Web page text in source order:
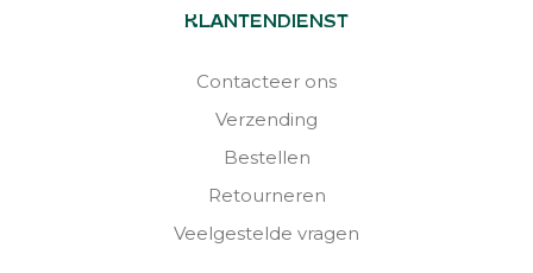
KLANTENDIENST
Contacteer ons
Verzending
Bestellen
Retourneren
Veelgestelde vragen